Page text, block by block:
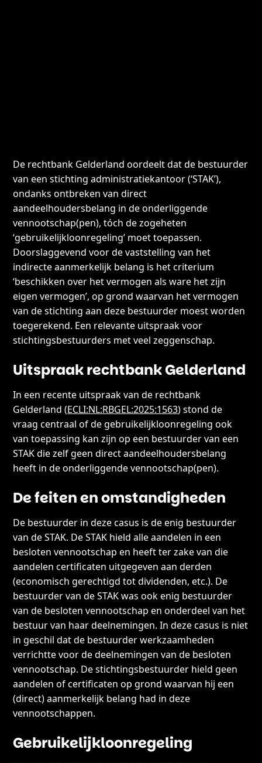
De rechtbank Gelderland oordeelt dat de bestuurder
van een stichting administratiekantoor (‘STAK’),
ondanks ontbreken van direct
aandeelhoudersbelang in de onderliggende
vennootschap(pen), tóch de zogeheten
‘gebruikelijkloonregeling’ moet toepassen.
Doorslaggevend voor de vaststelling van het
indirecte aanmerkelijk belang is het criterium
‘beschikken over het vermogen als ware het zijn
eigen vermogen’, op grond waarvan het vermogen
van de stichting aan deze bestuurder moest worden
toegerekend. Een relevante uitspraak voor
stichtingsbestuurders met veel zeggenschap.
Uitspraak rechtbank Gelderland
In een recente uitspraak van de rechtbank
Gelderland (ECLI:NL:RBGEL:2025:1563) stond de
vraag centraal of de gebruikelijkloonregeling ook
van toepassing kan zijn op een bestuurder van een
STAK die zelf geen direct aandeelhoudersbelang
heeft in de onderliggende vennootschap(pen).
De feiten en omstandigheden
De bestuurder in deze casus is de enig bestuurder
van de STAK. De STAK hield alle aandelen in een
besloten vennootschap en heeft ter zake van die
aandelen certificaten uitgegeven aan derden
(economisch gerechtigd tot dividenden, etc.). De
bestuurder van de STAK was ook enig bestuurder
van de besloten vennootschap en onderdeel van het
bestuur van haar deelnemingen. In deze casus is niet
in geschil dat de bestuurder werkzaamheden
verrichtte voor de deelnemingen van de besloten
vennootschap. De stichtingsbestuurder hield geen
aandelen of certificaten op grond waarvan hij een
(direct) aanmerkelijk belang had in deze
vennootschappen.
Gebruikelijkloonregeling